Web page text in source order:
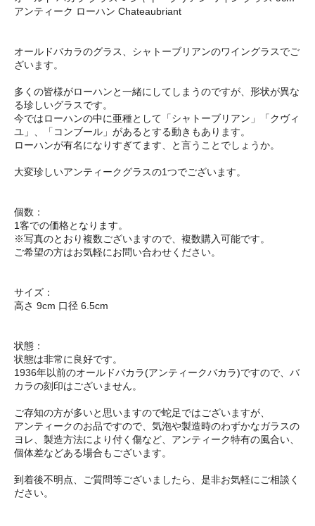
アンティーク ローハン Chateaubriant
オールドバカラのグラス、シャトーブリアンのワイングラスでご
ざいます。
多くの皆様がローハンと一緒にしてしまうのですが、形状が異な
る珍しいグラスです。
今ではローハンの中に亜種として「シャトーブリアン」「クヴィ
ユ」、「コンブール」があるとする動きもあります。
ローハンが有名になりすぎてます、と言うことでしょうか。
大変珍しいアンティークグラスの1つでございます。
個数：
1客での価格となります。
※写真のとおり複数ございますので、複数購入可能です。
ご希望の方はお気軽にお問い合わせください。
サイズ：
高さ 9cm 口径 6.5cm
状態：
状態は非常に良好です。
1936年以前のオールドバカラ(アンティークバカラ)ですので、バ
カラの刻印はございません。
ご存知の方が多いと思いますので蛇足ではございますが、
アンティークのお品ですので、気泡や製造時のわずかなガラスの
ヨレ、製造方法により付く傷など、アンティーク特有の風合い、
個体差などある場合もございます。
到着後不明点、ご質問等ございましたら、是非お気軽にご相談く
ださい。